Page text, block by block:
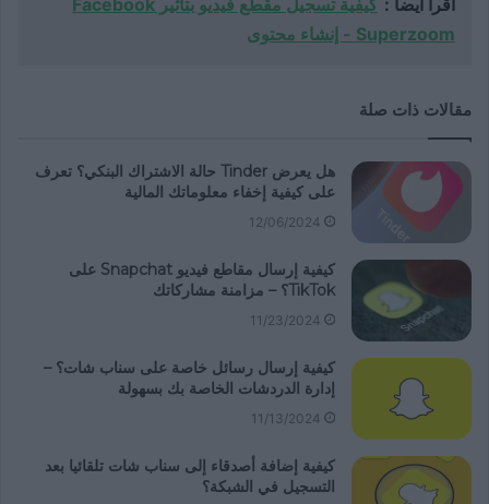
Superzoom - إنشاء محتوى
مقالات ذات صلة
هل يعرض Tinder حالة الاشتراك البنكي؟ تعرف
على كيفية إخفاء معلوماتك المالية
12/06/2024
كيفية إرسال مقاطع فيديو Snapchat على
TikTok؟ – مزامنة مشاركاتك
11/23/2024
كيفية إرسال رسائل خاصة على سناب شات؟ –
إدارة الدردشات الخاصة بك بسهولة
11/13/2024
كيفية إضافة أصدقاء إلى سناب شات تلقائيا بعد
التسجيل في الشبكة؟